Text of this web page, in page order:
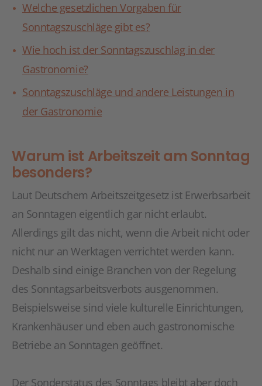
Welche gesetzlichen Vorgaben für
Sonntagszuschläge gibt es?
Wie hoch ist der Sonntagszuschlag in der
Gastronomie?
Sonntagszuschläge und andere Leistungen in
der Gastronomie
Warum ist Arbeitszeit am Sonntag
besonders?
Laut Deutschem Arbeitszeitgesetz ist Erwerbsarbeit
an Sonntagen eigentlich gar nicht erlaubt.
Allerdings gilt das nicht, wenn die Arbeit nicht oder
nicht nur an Werktagen verrichtet werden kann.
Deshalb sind einige Branchen von der Regelung
des Sonntagsarbeitsverbots ausgenommen.
Beispielsweise sind viele kulturelle Einrichtungen,
Krankenhäuser und eben auch gastronomische
Betriebe an Sonntagen geöffnet.
Der Sonderstatus des Sonntags bleibt aber doch